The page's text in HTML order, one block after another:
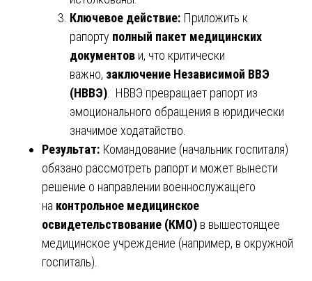
Ключевое действие: Приложить к
рапорту полный пакет медицинских
документов и, что критически
важно, заключение Независимой ВВЭ
(НВВЭ) . НВВЭ превращает рапорт из
эмоционального обращения в юридически
значимое ходатайство.
Результат: Командование (начальник госпиталя)
обязано рассмотреть рапорт и может вынести
решение о направлении военнослужащего
на контрольное медицинское
освидетельствование (КМО) в вышестоящее
медицинское учреждение (например, в окружной
госпиталь).